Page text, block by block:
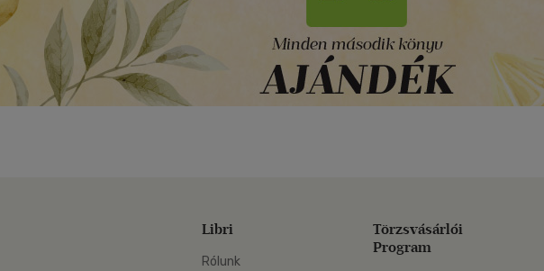
Libri
Rólunk
Törzsvásárlói
Program